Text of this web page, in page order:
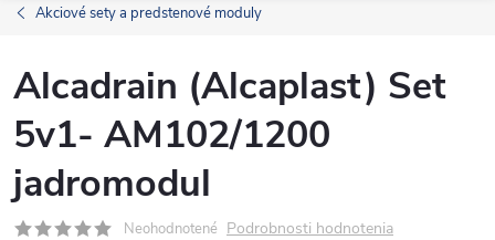
Akciové sety a predstenové moduly
Alcadrain (Alcaplast) Set
5v1- AM102/1200
jadromodul
Neohodnotené Podrobnosti hodnotenia